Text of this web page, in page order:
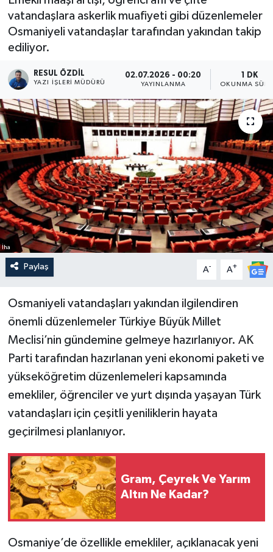
vatandaşlara askerlik muafiyeti gibi düzenlemeler
Osmaniyeli vatandaşlar tarafından yakından takip
ediliyor.
RESUL ÖZDIL
YAZI İŞLERI MÜDÜRÜ
02.07.2026 - 00:20
YAYINLANMA
1 DK
OKUNMA
İha
Paylaş A- A+
Osmaniyeli vatandaşları yakından ilgilendiren
önemli düzenlemeler Türkiye Büyük Millet
Meclisi’nin gündemine gelmeye hazırlanıyor. AK
Parti tarafından hazırlanan yeni ekonomi paketi ve
yükseköğretim düzenlemeleri kapsamında
emekliler, öğrenciler ve yurt dışında yaşayan Türk
vatandaşları için çeşitli yeniliklerin hayata
geçirilmesi planlanıyor.
Gram, Çeyrek Ve Yarım
Altın Ne Kadar?
Osmaniye’de özellikle emekliler, açıklanacak yeni